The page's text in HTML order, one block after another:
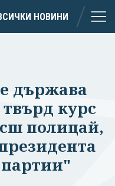
НОВИНИ
държава
курс
полицай,